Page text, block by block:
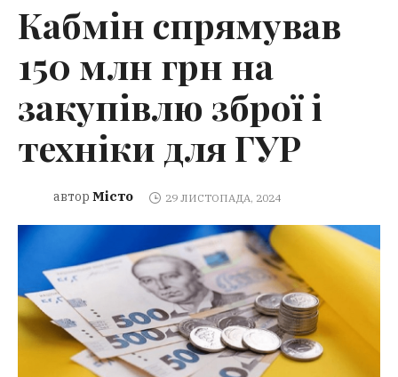
Кабмін спрямував
150 млн грн на
закупівлю зброї і
техніки для ГУР
автор Місто 29 ЛИСТОПАДА, 2024